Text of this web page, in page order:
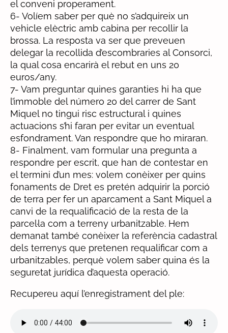
el conveni properament.
6- Volíem saber per què no s’adquireix un
vehicle elèctric amb cabina per recollir la
brossa. La resposta va ser que preveuen
delegar la recollida d’escombraries al Consorci,
la qual cosa encarirà el rebut en uns 20
euros/any.
7- Vam preguntar quines garanties hi ha que
l’immoble del número 20 del carrer de Sant
Miquel no tingui risc estructural i quines
actuacions s’hi faran per evitar un eventual
esfondrament. Van respondre que ho miraran.
8- Finalment, vam formular una pregunta a
respondre per escrit, que han de contestar en
el termini d’un mes: volem conèixer per quins
fonaments de Dret es pretén adquirir la porció
de terra per fer un aparcament a Sant Miquel a
canvi de la requalificació de la resta de la
parcel·la com a terreny urbanitzable. Hem
demanat també conèixer la referència cadastral
dels terrenys que pretenen requalificar com a
urbanitzables, perquè volem saber quina és la
seguretat jurídica d’aquesta operació.
Recupereu aquí l’enregistrament del ple: